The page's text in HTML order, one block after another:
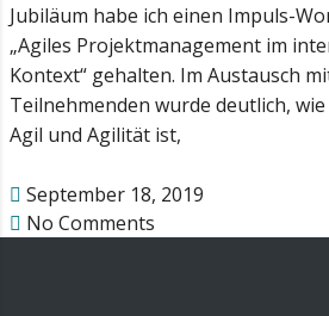
Jubiläum habe ich einen Impuls-
„Agiles Projektmanagement im
Kontext“ gehalten. Im Austausch
Teilnehmenden wurde deutlich,
Agil und Agilität ist,
September 18, 2019
No Comments